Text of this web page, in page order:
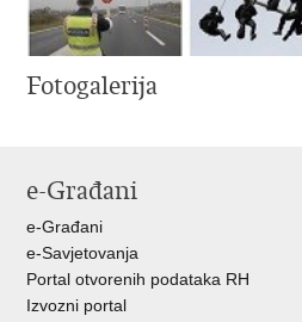
Fotogalerija
e-Građani
e-Građani
e-Savjetovanja
Portal otvorenih podataka RH
Izvozni portal